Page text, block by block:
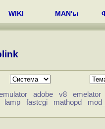
WIKI MAN'ы
adobe v8 emelator
lamp fastcgi mathopd